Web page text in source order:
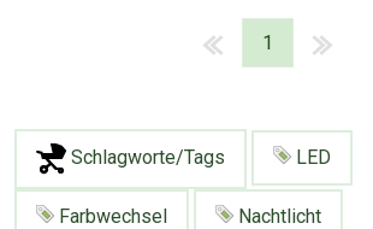
1
Schlagworte/Tags LED
Farbwechsel Nachtlicht